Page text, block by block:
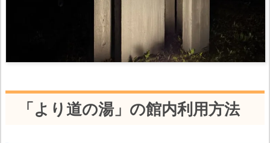
「より道の湯」の館内利用方法